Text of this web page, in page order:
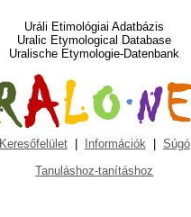
Uráli Etimológiai Adatbázis
Uralic Etymological Database
Uralische Etymologie-Datenbank
Keresőfelület| Információk| Súgó
Tanuláshoz-tanításhoz